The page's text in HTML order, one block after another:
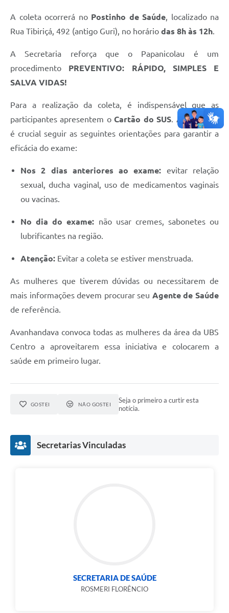
A coleta ocorrerá no Postinho de Saúde , localizado na
Rua Tibiriçá, 492 (antigo Guri), no horário das 8h às 12h
A Secretaria reforça que o Papanicolau é um
procedimento PREVENTIVO: RÁPIDO, SIMPLES E
SALVA VIDAS!
Para a realização da coleta, é indispensável que as
participantes apresentem oCartão do SUS . Além disso,
é crucial seguir as seguintes orientações para garantir a
eficácia do exame:
Nos 2 dias anteriores ao exame: evitar relação
sexual, ducha vaginal, uso de medicamentos vaginais
ou vacinas.
No dia do exame: não usar cremes, sabonetes ou
lubrificantes na região.
Atenção: Evitar a coleta se estiver menstruada.
As mulheres que tiverem dúvidas ou necessitarem de
mais informações devem procurar seu Agente de Saúde
de referência.
Avanhandava convoca todas as mulheres da área da UBS
Centro a aproveitarem essa iniciativa e colocarem a
saúde em primeiro lugar.
GOSTEI NÃO GOSTEI
Seja o primeiro a curtir esta
notícia.
Secretarias Vinculadas
SECRETARIA DE SAÚDE
ROSMERI FLORÊNCIO